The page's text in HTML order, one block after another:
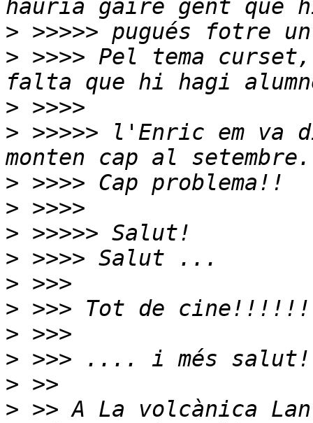
>
> >>>> Pel tema
>
> >>>>> l'Enric em
>
>
>
>
>
>
>
>
>
> >> A La volcànica